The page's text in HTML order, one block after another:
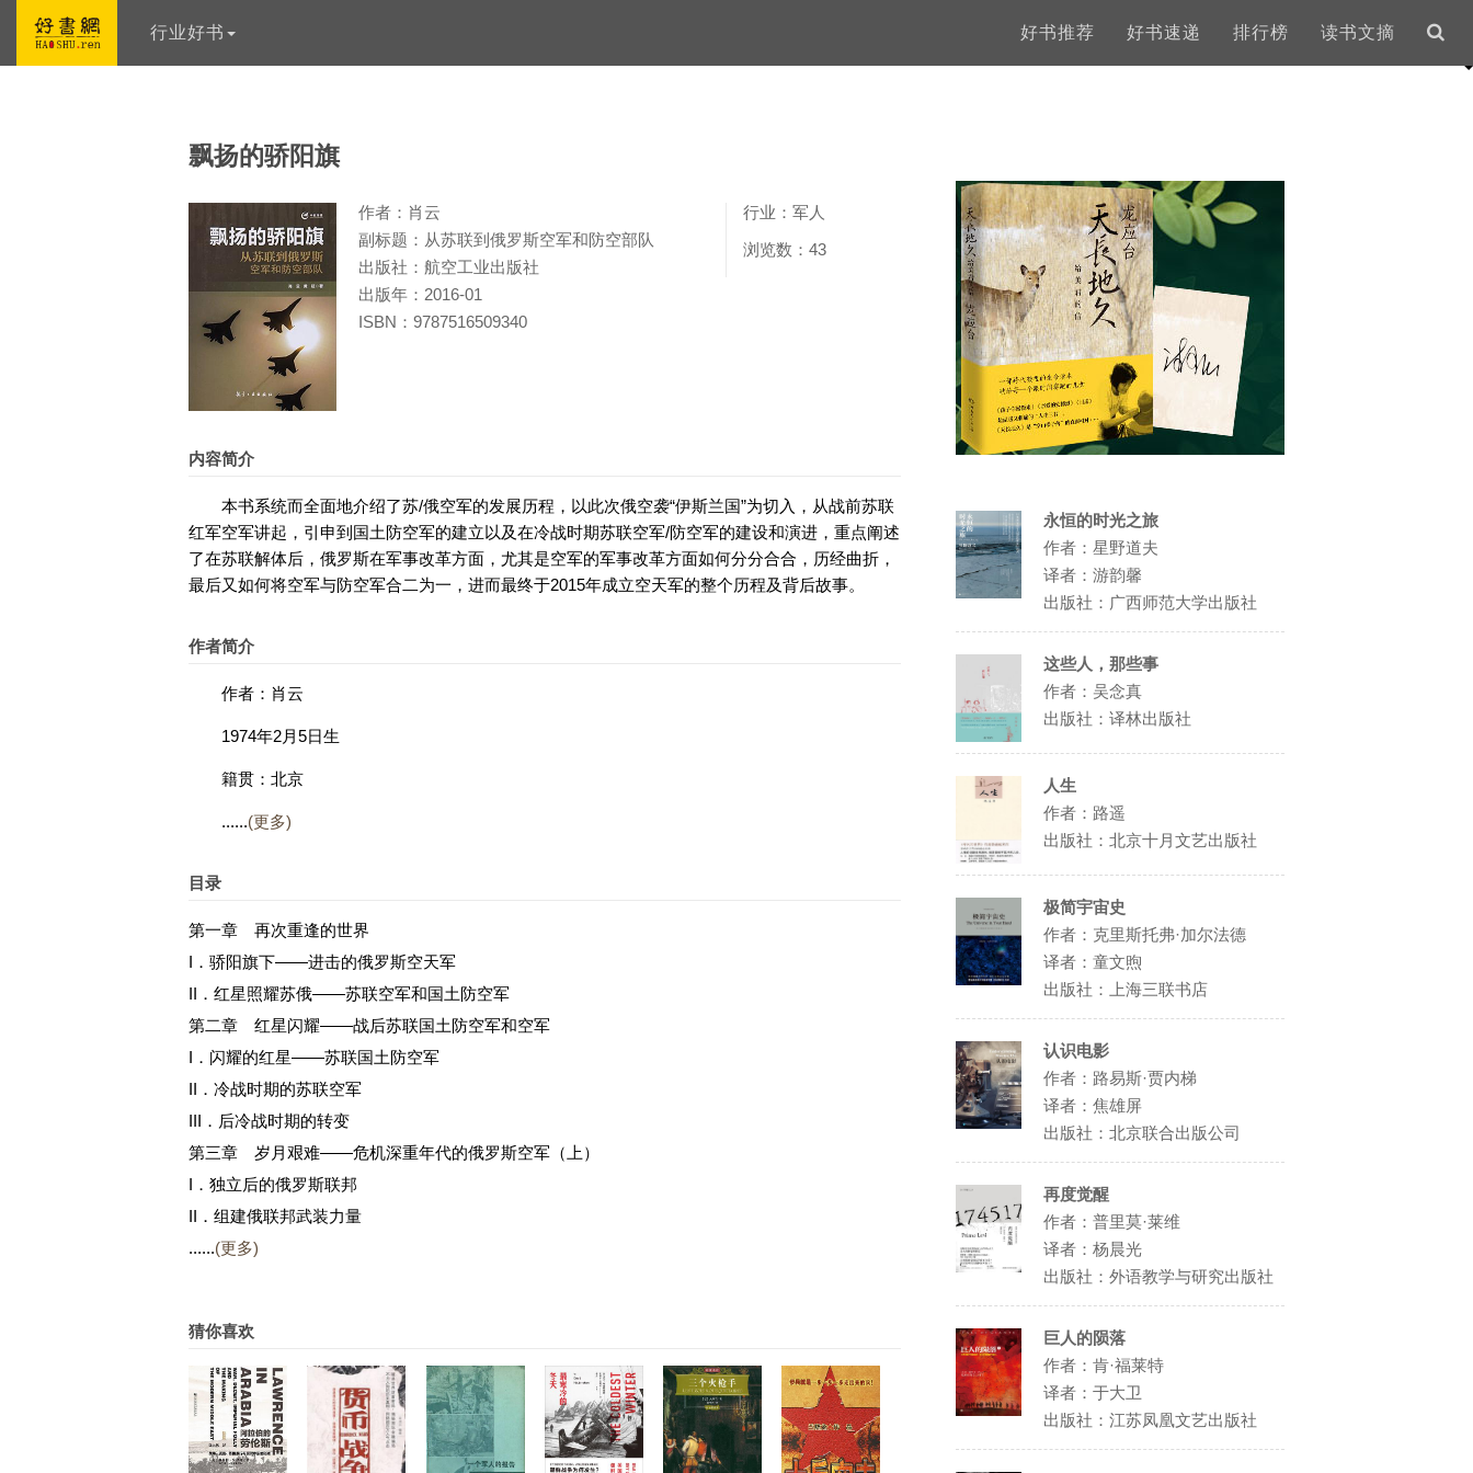
行业好书 好书推荐 好书速递 排行榜 读书文摘
飘扬的骄阳旗
作者：肖云
副标题：从苏联到俄罗斯空军和防空部队
出版社：航空工业出版社
出版年：2016-01
ISBN：9787516509340
行业：军人
浏览数：43
内容简介
本书系统而全面地介绍了苏/俄空军的发展历程，以此次俄空袭“伊斯兰国”为切入，从战前苏联
红军空军讲起，引申到国土防空军的建立以及在冷战时期苏联空军/防空军的建设和演进，重点阐述
了在苏联解体后，俄罗斯在军事改革方面，尤其是空军的军事改革方面如何分分合合，历经曲折，
最后又如何将空军与防空军合二为一，进而最终于2015年成立空天军的整个历程及背后故事。
作者简介
作者：肖云
1974年2月5日生
籍贯：北京
......(更多)
目录
第一章 再次重逢的世界
I．骄阳旗下——进击的俄罗斯空天军
II．红星照耀苏俄——苏联空军和国土防空军
第二章 红星闪耀——战后苏联国土防空军和空军
I．闪耀的红星——苏联国土防空军
II．冷战时期的苏联空军
III．后冷战时期的转变
第三章 岁月艰难——危机深重年代的俄罗斯空军（上）
I．独立后的俄罗斯联邦
II．组建俄联邦武装力量
......(更多)
猜你喜欢
永恒的时光之旅
作者：星野道夫
译者：游韵馨
出版社：广西师范大学出版社
这些人，那些事
作者：吴念真
出版社：译林出版社
人生
作者：路遥
出版社：北京十月文艺出版社
极简宇宙史
作者：克里斯托弗·加尔法德
译者：童文煦
出版社：上海三联书店
认识电影
作者：路易斯·贾内梯
译者：焦雄屏
出版社：北京联合出版公司
再度觉醒
作者：普里莫·莱维
译者：杨晨光
出版社：外语教学与研究出版社
巨人的陨落
作者：肯·福莱特
译者：于大卫
出版社：江苏凤凰文艺出版社